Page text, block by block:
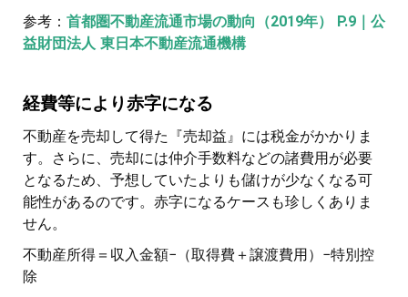
参考： 首都圏不動産流通市場の動向（2019年） P.9｜公
益財団法人 東日本不動産流通機構
経費等により赤字になる
不動産を売却して得た『売却益』には税金がかかりま
す。さらに、売却には仲介手数料などの諸費用が必要
となるため、予想していたよりも儲けが少なくなる可
能性があるのです。赤字になるケースも珍しくありま
せん。
不動産所得＝収入金額−（取得費＋譲渡費用）−特別控
除